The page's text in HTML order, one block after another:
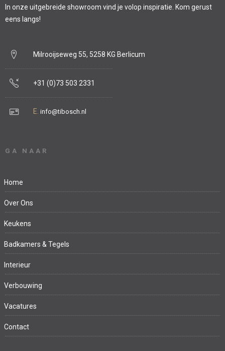
In onze uitgebreide showroom vind je volop inspiratie. Kom gerust
eens langs!
Milrooijseweg 55, 5258 KG Berlicum
+31 (0)73 503 2331
E. info@tibosch.nl
GA NAAR
Home
Over Ons
Keukens
Badkamers & Tegels
Interieur
Verbouwing
Vacatures
Contact